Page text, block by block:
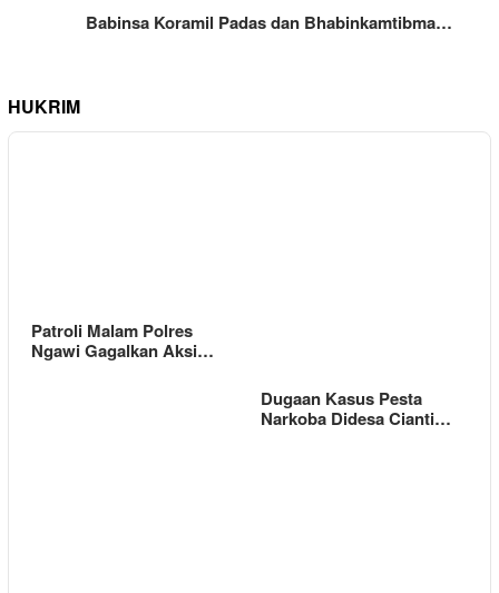
Babinsa Koramil Padas dan Bhabinkamtibma…
HUKRIM
Patroli Malam Polres
Ngawi Gagalkan Aksi…
Dugaan Kasus Pesta
Narkoba Didesa Cianti…